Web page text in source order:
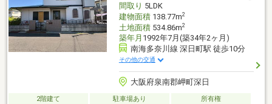
間取り 5LDK
建物面積138.77m2
土地面積534.86m2
築年月 1992年7月(築34年2ヶ月)
南海多奈川線 深日町駅 徒歩10分
その他の交通
大阪府泉南郡岬町深日
2階建て 駐車場あり 所有権